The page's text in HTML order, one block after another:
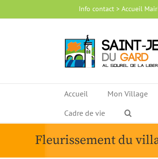
Info contact > Accueil
Accueil Mon Village
Cadre de vie
Fleurissement du